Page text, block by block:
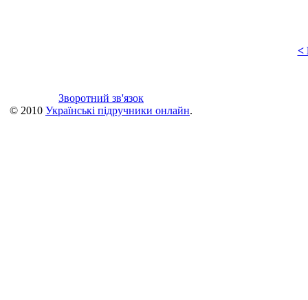
<
Зворотний зв'язок
© 2010 Українські підручники онлайн.